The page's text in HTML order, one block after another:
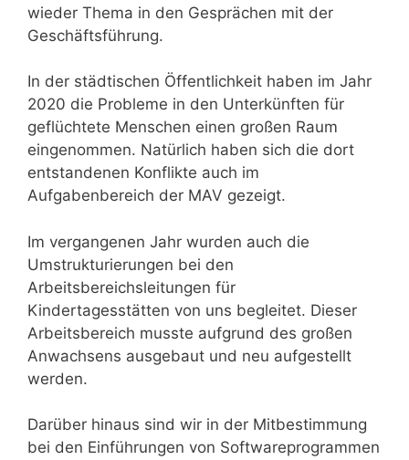
wieder Thema in den Gesprächen mit der
Geschäftsführung.
In der städtischen Öffentlichkeit haben im Jahr
2020 die Probleme in den Unterkünften für
geflüchtete Menschen einen großen Raum
eingenommen. Natürlich haben sich die dort
entstandenen Konflikte auch im
Aufgabenbereich der MAV gezeigt.
Im vergangenen Jahr wurden auch die
Umstrukturierungen bei den
Arbeitsbereichsleitungen für
Kindertagesstätten von uns begleitet. Dieser
Arbeitsbereich musste aufgrund des großen
Anwachsens ausgebaut und neu aufgestellt
werden.
Darüber hinaus sind wir in der Mitbestimmung
bei den Einführungen von Softwareprogrammen